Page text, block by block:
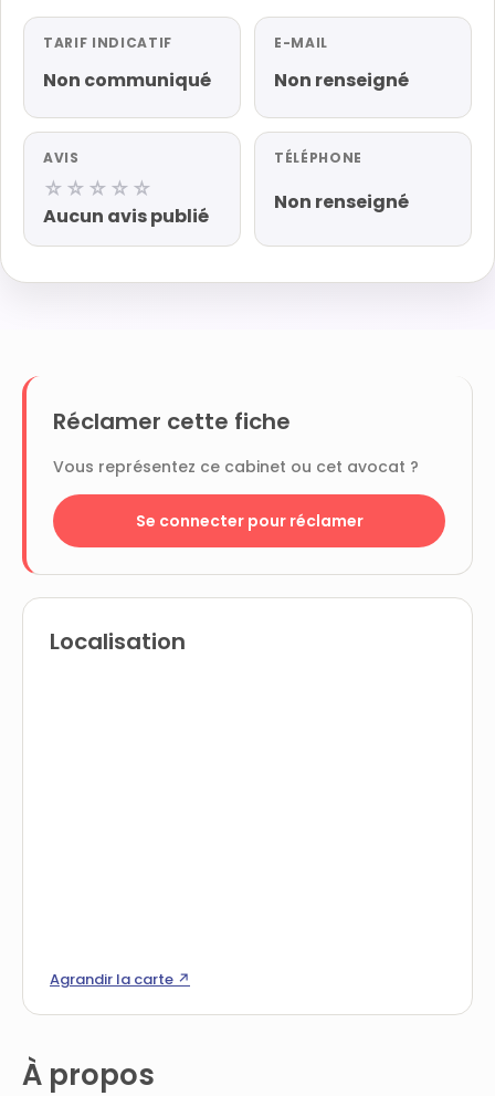
TARIF INDICATIF
Non communiqué
E-MAIL
Non renseigné
AVIS
☆☆☆☆☆
Aucun avis publié
TÉLÉPHONE
Non renseigné
À propos
Réclamer cette fiche
Vous représentez ce cabinet ou cet avocat ?
Se connecter pour réclamer
Localisation
Agrandir la carte ↗